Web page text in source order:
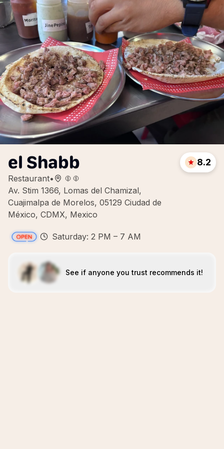
el Shabb
Restaurant•
Av. Stim 1366, Lomas del Chamizal,
Cuajimalpa de Morelos, 05129 Ciudad de
México, CDMX, Mexico
8.2
Saturday: 2 PM – 7 AM
See if anyone you trust recommends it!